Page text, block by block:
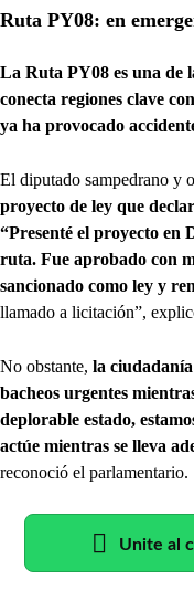
Ruta PY08: en
La Ruta PY08 es una de
conecta regiones clave
ya ha provocado
El diputado sampedrano y
proyecto de ley que
“Presenté el proyecto en
ruta. Fue aprobado con
sancionado como ley y
llamado a licitación”,
No obstante, la
bacheos urgentes
deplorable estado,
actúe mientras se lleva
reconoció el parlamentario.
Unite al